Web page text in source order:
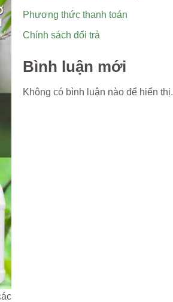
Phương thức thanh toán
Chính sách đổi trả
Bình luận mới
Không có bình luận nào để hiển thị.